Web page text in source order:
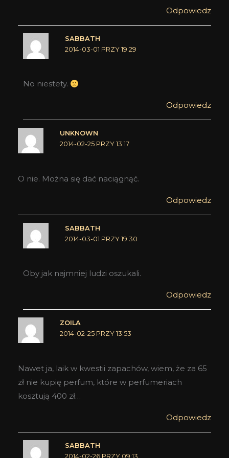
Odpowiedz
SABBATH
2014-03-01 PRZY 19:29
No niestety.
Odpowiedz
UNKNOWN
2014-02-25 PRZY 13:17
O nie. Można się dać naciągnąć.
Odpowiedz
SABBATH
2014-03-01 PRZY 19:30
Oby jak najmniej ludzi oszukali.
Odpowiedz
ZOILA
2014-02-25 PRZY 13:53
Nawet ja, laik w kwestii zapachów, wiem, że za 65
zł nie kupię perfum, które w perfumeriach
kosztują 400 zł…
Odpowiedz
SABBATH
2014-02-26 PRZY 09:13